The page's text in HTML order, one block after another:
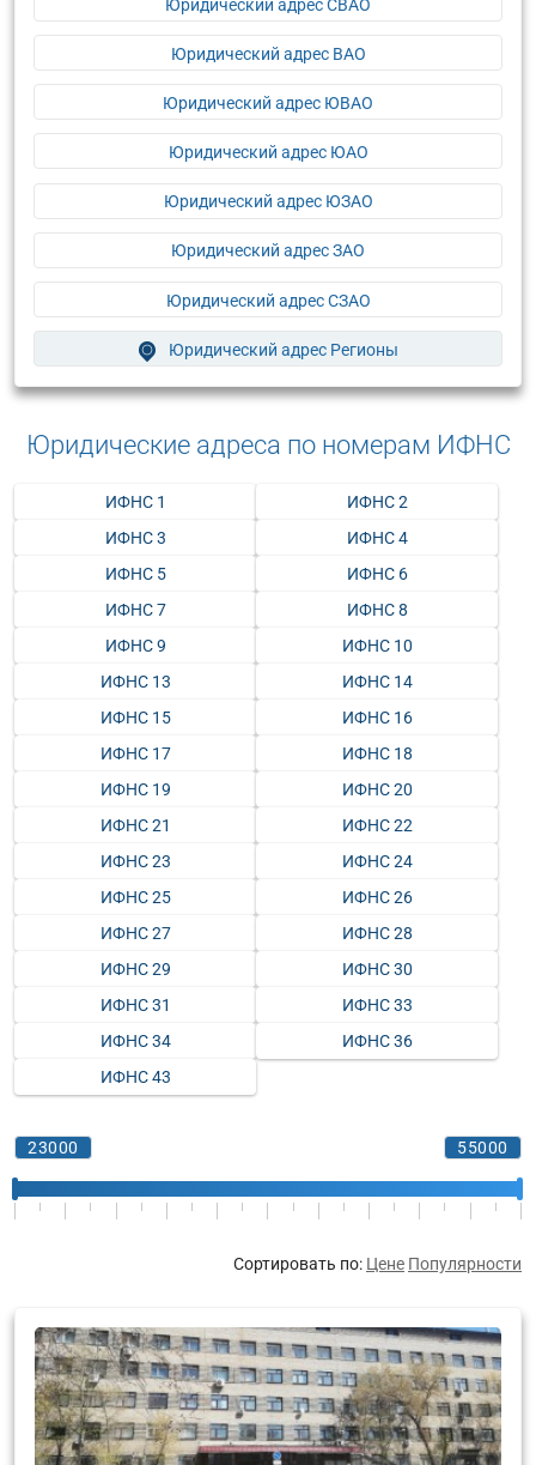
Юридический адрес СВАО
Юридический адрес ВАО
Юридический адрес ЮВАО
Юридический адрес ЮАО
Юридический адрес ЮЗАО
Юридический адрес ЗАО
Юридический адрес СЗАО
Юридический адрес Регионы
Юридические адреса по номерам ИФНС
ИФНС 1
ИФНС 2
ИФНС 3
ИФНС 4
ИФНС 5
ИФНС 6
ИФНС 7
ИФНС 8
ИФНС 9
ИФНС 10
ИФНС 13
ИФНС 14
ИФНС 15
ИФНС 16
ИФНС 17
ИФНС 18
ИФНС 19
ИФНС 20
ИФНС 21
ИФНС 22
ИФНС 23
ИФНС 24
ИФНС 25
ИФНС 26
ИФНС 27
ИФНС 28
ИФНС 29
ИФНС 30
ИФНС 31
ИФНС 33
ИФНС 34
ИФНС 36
ИФНС 43
Сортировать по: Цене Популярности